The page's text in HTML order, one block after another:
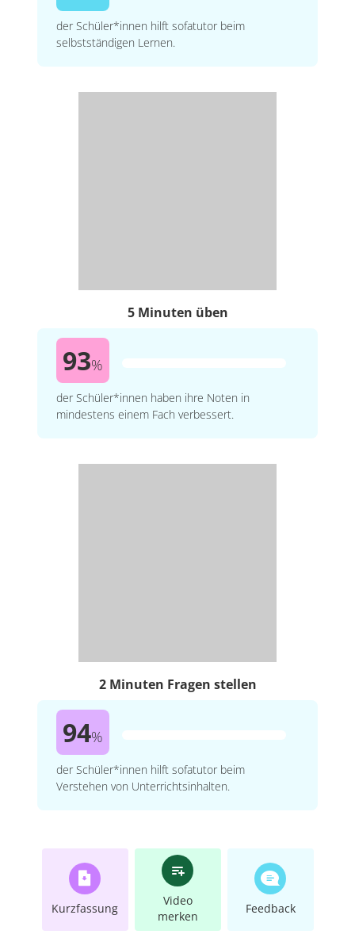
der Schüler*innen hilft sofatutor beim
selbstständigen Lernen.
5 Minuten üben
93%
der Schüler*innen haben ihre Noten in
mindestens einem Fach verbessert.
2 Minuten Fragen stellen
94%
der Schüler*innen hilft sofatutor beim
Verstehen von Unterrichtsinhalten.
Kurzfassung
Video
merken
Feedback